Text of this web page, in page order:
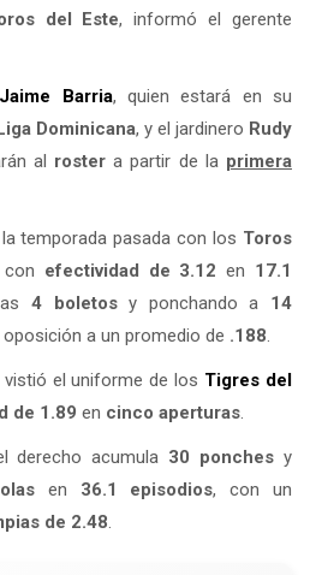
del Este, informó el gerente
Jaime Barria, quien estará en su
Dominicana, y el jardinero Rudy
al roster a partir de la primera
temporada pasada con los Toros
con efectividad de 3.12 en 17.1
4 boletosy ponchando a 14
a un promedio de .188.
vistió el uniforme de los Tigres del
de 1.89 en cinco aperturas.
derecho acumula 30 ponches y
en 36.1 episodios, con un
de 2.48.